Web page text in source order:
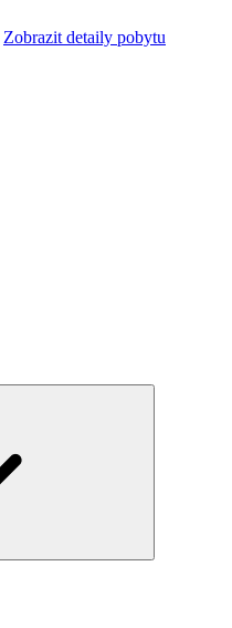
Zobrazit detaily pobytu